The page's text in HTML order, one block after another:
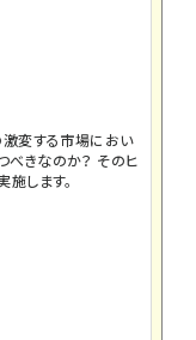
激変する市場におい
べきなのか？ そのヒ
します。